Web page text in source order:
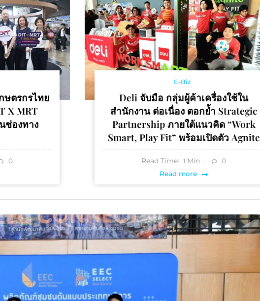
ษตรกรไทย
X MRT
ช่องทาง
0
E-Biz
Deli จับมือ กลุ่มผู้ค้าเครื่องใช้ใน
สำนักงาน ต่อเนื่อง ตอกย้ำ Strategic
Partnership ภายใต้แนวคิด “Work
Smart, Play Fit” พร้อมเปิดตัว Agnite
Read Time: 1 Min
0
Read more